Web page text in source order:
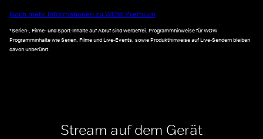
Noch mehr Informationen zu WOW Premium
*Serien-, Filme- und Sport-Inhalte auf Abruf sind werbefrei. Programmhinweise für WOW
Programminhalte wie Serien, Filme und Live-Events, sowie Produkthinweise auf Live-Sendern bleiben
davon unberührt.
Stream auf dem Gerät